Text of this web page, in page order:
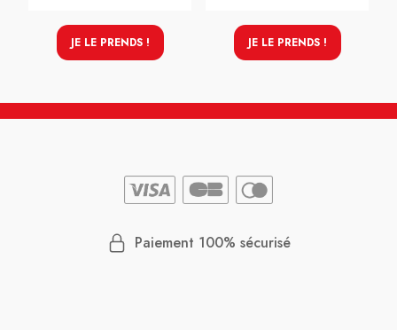
JE LE PRENDS ! JE LE PRENDS !
Paiement 100% sécurisé